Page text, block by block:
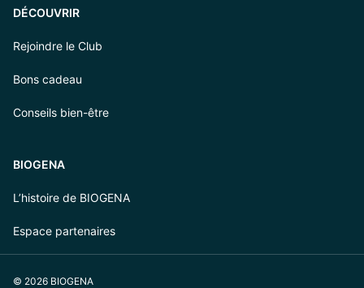
DÉCOUVRIR
Rejoindre le Club
Bons cadeau
Conseils bien-être
BIOGENA
L’histoire de BIOGENA
Espace partenaires
© 2026 BIOGENA